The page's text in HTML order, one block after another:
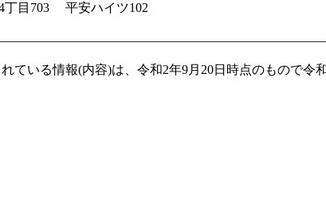
丁目703 平安ハイツ102
ている情報(内容)は、令和2年9月20日時点のもので令